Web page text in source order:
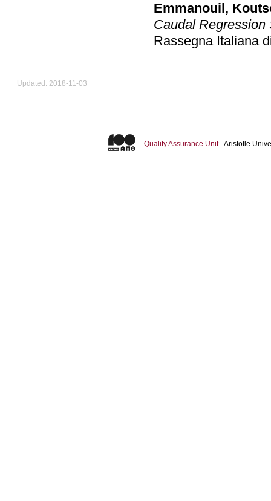
Emmanouil ,
Caudal
Rassegna Italiana
Updated: 2018-11-03
Quality Assurance Unit- Aristotle